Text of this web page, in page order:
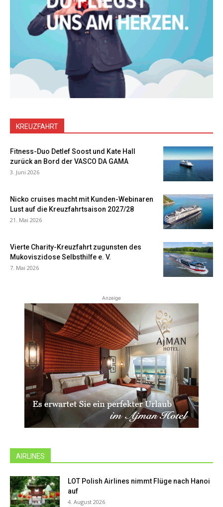
KREUZFAHRT
Fitness-Duo Detlef Soost und Kate Hall
zurück an Bord der VASCO DA GAMA
3. Juni 2026
Nicko cruises macht mit Kunden-Webinaren
Lust auf die Kreuzfahrtsaison 2027/28
21. Mai 2026
Vierte Charity-Kreuzfahrt zugunsten des
Mukoviszidose Selbsthilfe e. V.
7. Mai 2026
Anzeige
AIRLINES
LOT Polish Airlines nimmt Flüge nach Hanoi
auf
4. August 2026